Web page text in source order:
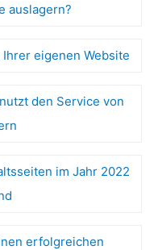
auslagern?
eigenen Website
den Service von
im Jahr 2022
erfolgreichen